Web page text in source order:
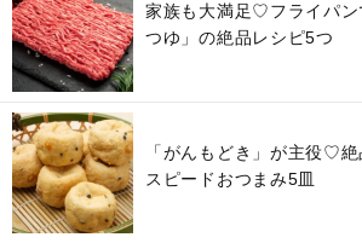
家族も大満足♡フライパン
つゆ」の絶品レシピ5つ
「がんもどき」が主役♡
スピードおつまみ5皿